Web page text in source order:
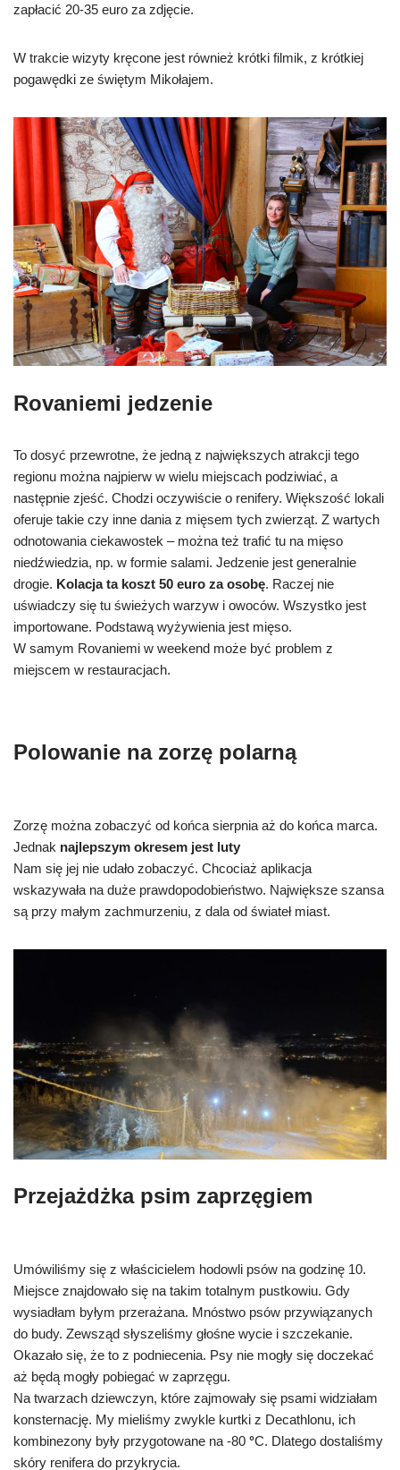
zapłacić 20-35 euro za zdjęcie.
W trakcie wizyty kręcone jest również krótki filmik, z krótkiej
pogawędki ze świętym Mikołajem.
Rovaniemi jedzenie
To dosyć przewrotne, że jedną z największych atrakcji tego
regionu można najpierw w wielu miejscach podziwiać, a
następnie zjeść. Chodzi oczywiście o renifery. Większość lokali
oferuje takie czy inne dania z mięsem tych zwierząt. Z wartych
odnotowania ciekawostek – można też trafić tu na mięso
niedźwiedzia, np. w formie salami. Jedzenie jest generalnie
drogie. Kolacja ta koszt 50 euro za osobę. Raczej nie
uświadczy się tu świeżych warzyw i owoców. Wszystko jest
importowane. Podstawą wyżywienia jest mięso.
W samym Rovaniemi w weekend może być problem z
miejscem w restauracjach.
Polowanie na zorzę polarną
Zorzę można zobaczyć od końca sierpnia aż do końca marca.
Jednak najlepszym okresem jest luty
Nam się jej nie udało zobaczyć. Chcociaż aplikacja
wskazywała na duże prawdopodobieństwo. Największe szansa
są przy małym zachmurzeniu, z dala od świateł miast.
Przejażdżka psim zaprzęgiem
Umówiliśmy się z właścicielem hodowli psów na godzinę 10.
Miejsce znajdowało się na takim totalnym pustkowiu. Gdy
wysiadłam byłym przerażana. Mnóstwo psów przywiązanych
do budy. Zewsząd słyszeliśmy głośne wycie i szczekanie.
Okazało się, że to z podniecenia. Psy nie mogły się doczekać
aż będą mogły pobiegać w zaprzęgu.
Na twarzach dziewczyn, które zajmowały się psami widziałam
konsternację. My mieliśmy zwykle kurtki z Decathlonu, ich
kombinezony były przygotowane na -80 °C. Dlatego dostaliśmy
skóry renifera do przykrycia.